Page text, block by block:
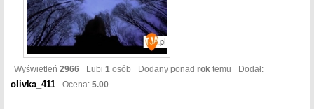
Wyświetleń 2966 Lubi 1 osób Dodany ponad rok temu Dodał:
olivka_411 Ocena: 5.00